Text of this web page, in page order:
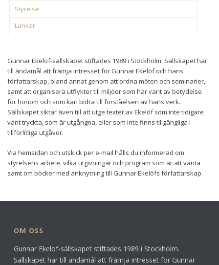
Styrelse
Länkar
Gunnar Ekelöf-sällskapet stiftades 1989 i Stockholm. Sällskapet har
till ändamål att främja intresset för Gunnar Ekelöf och hans
författarskap, bland annat genom att ordna möten och seminarier,
samt att organisera utflykter till miljöer som har varit av betydelse
för honom och som kan bidra till förståelsen av hans verk.
Sällskapet siktar även till att utge texter av Ekelöf som inte tidigare
varit tryckta, som är utgångna, eller som inte finns tillgängliga i
tillförlitliga utgåvor.
Via hemsidan och utskick per e-mail hålls du informerad om
styrelsens arbete, vilka utgivningar och program som är att vänta
samt om böcker med anknytning till Gunnar Ekelöfs författarskap.
OM OSS
Gunnar Ekelöf-sällskapet stiftades 1989 i Stockholm.
Sällskapet har till ändamål att främja intresset för Gunnar